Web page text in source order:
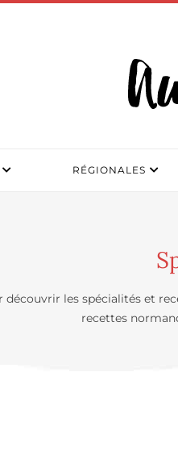
RÉGIONALES
les spécialités et
recettes